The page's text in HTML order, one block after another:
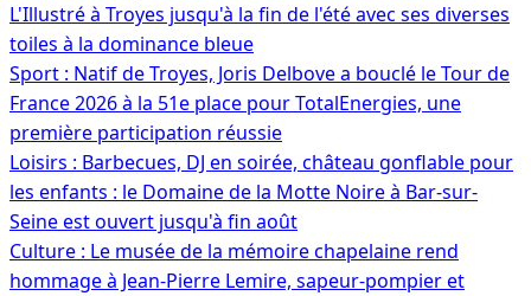
L'Illustré à Troyes jusqu'à la fin de l'été avec ses diverses
toiles à la dominance bleue
Sport : Natif de Troyes, Joris Delbove a bouclé le Tour de
France 2026 à la 51e place pour TotalEnergies, une
première participation réussie
Loisirs : Barbecues, DJ en soirée, château gonflable pour
les enfants : le Domaine de la Motte Noire à Bar-sur-
Seine est ouvert jusqu'à fin août
Culture : Le musée de la mémoire chapelaine rend
hommage à Jean-Pierre Lemire, sapeur-pompier et